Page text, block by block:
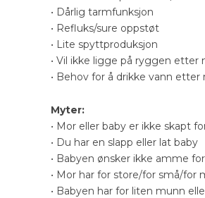
• Dårlig tarmfunksjon
• Refluks/sure oppstøt
• Lite spyttproduksjon
• Vil ikke ligge på ryggen etter
• Behov for å drikke vann
Myter:
• Mor eller baby er ikke skapt
• Du har en slapp eller lat baby
• Babyen ønsker ikke amme
• Mor har for store/for små/for
• Babyen har for liten munn